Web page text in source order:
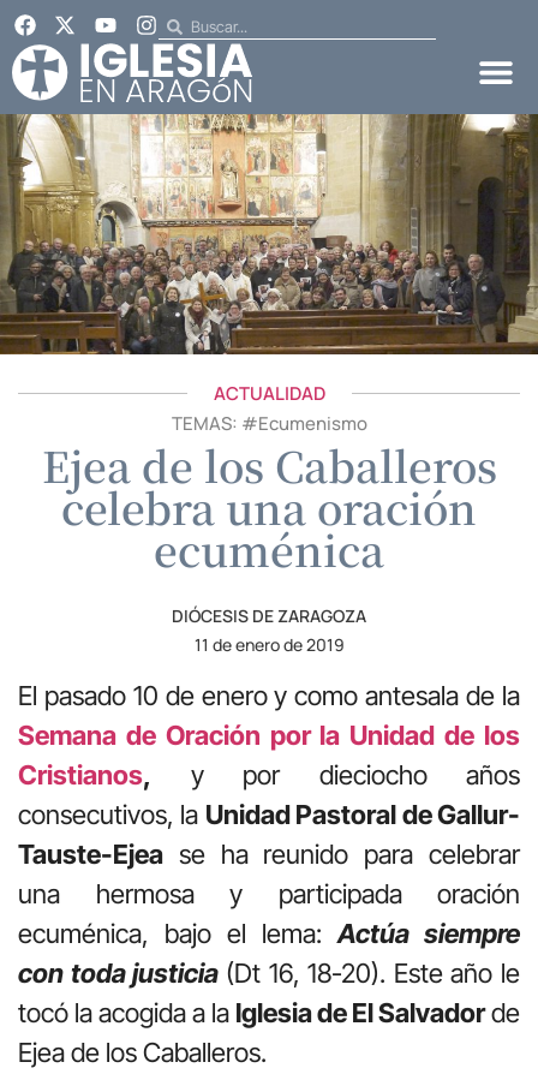
ACTUALIDAD
TEMAS: #Ecumenismo
Ejea de los Caballeros
celebra una oración
ecuménica
DIÓCESIS DE ZARAGOZA
11 de enero de 2019
El pasado 10 de enero y como antesala de la
Semana de Oración por la Unidad de los
Cristianos, y por dieciocho años
consecutivos, la Unidad Pastoral de Gallur-
Tauste-Ejea se ha reunido para celebrar
una hermosa y participada oración
ecuménica, bajo el lema: Actúa siempre
con toda justicia (Dt 16, 18-20). Este año le
tocó la acogida a la Iglesia de El Salvadorde
Ejea de los Caballeros.